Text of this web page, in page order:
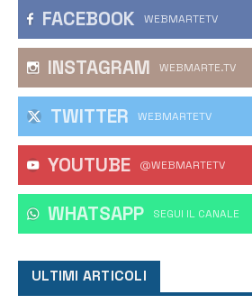
FACEBOOK WEBMARTETV
INSTAGRAM WEBMARTE.TV
TWITTER WEBMARTETV
YOUTUBE @WEBMARTETV
WHATSAPP ‎SEGUI IL CANALE
ULTIMI ARTICOLI